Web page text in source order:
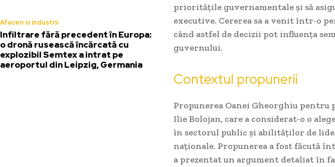
Afaceri si Industrii
Infiltrare fără precedent în Europa:
o dronă rusească încărcată cu
explozibil Semtex a intrat pe
aeroportul din Leipzig, Germania
prioritățile guvernamentale și să
executive. Cererea sa a venit într-o
când astfel de decizii pot influența
guvernului.
Contextul propunerii
Propunerea Oanei Gheorghiu
Ilie Bolojan, care a considerat-o o
în sectorul public și abilităților de
naționale. Propunerea a fost făcută
a prezentat un argument detaliat în